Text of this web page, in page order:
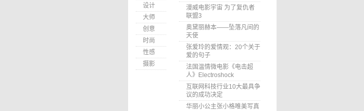
设计
大师
创意
时尚
性感
摄影
漫威电影宇宙 为了复仇者
联盟3
奥黛丽赫本——坠落凡间的
天使
张爱玲的爱情观：20个关于
爱的句子
法国温情微电影《电击超
人》Electroshock
互联网科技行业10大最具争
议的成功决定
华丽小公主张小格唯美写真